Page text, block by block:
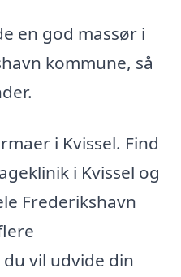
en god massør i
kommune, så
i Kvissel. Find
i Kvissel og
Frederikshavn
vil udvide din